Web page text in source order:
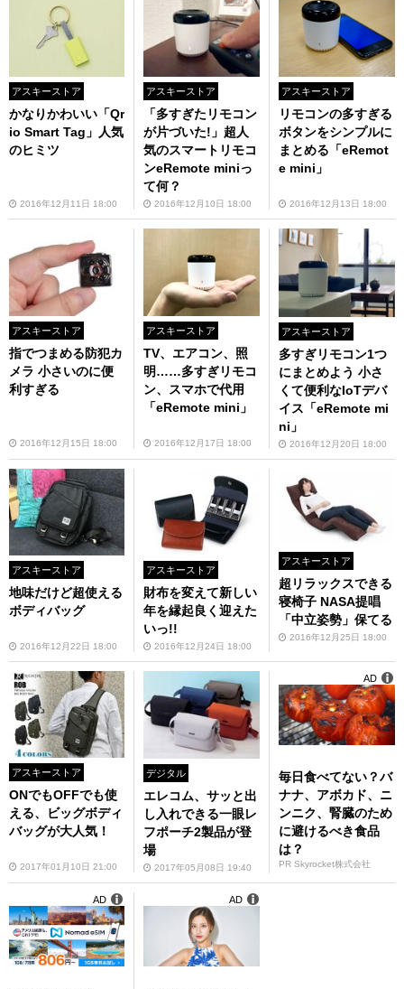
アスキーストア
かなりかわいい「Qr
io Smart Tag」人気
のヒミツ
2016年12月11日 18:00
アスキーストア
「多すぎたリモコン
が片づいた!」超人
気のスマートリモコ
ンeRemote miniっ
て何？
2016年12月10日 18:00
アスキーストア
リモコンの多すぎる
ボタンをシンプルに
まとめる「eRemot
e mini」
2016年12月13日 18:00
アスキーストア
指でつまめる防犯カ
メラ 小さいのに便
利すぎる
2016年12月15日 18:00
アスキーストア
TV、エアコン、照
明……多すぎリモコ
ン、スマホで代用
「eRemote mini」
2016年12月17日 18:00
アスキーストア
多すぎリモコン1つ
にまとめよう 小さ
くて便利なIoTデバ
イス「eRemote mi
ni」
2016年12月20日 18:00
アスキーストア
地味だけど超使える
ボディバッグ
2016年12月22日 18:00
アスキーストア
財布を変えて新しい
年を縁起良く迎えた
いっ!!
2016年12月24日 18:00
アスキーストア
超リラックスできる
寝椅子 NASA提唱
「中立姿勢」保てる
2016年12月25日 18:00
アスキーストア
ONでもOFFでも使
える、ビッグボディ
バッグが大人気！
2017年01月10日 21:00
デジタル
エレコム、サッと出
し入れできる一眼レ
フポーチ2製品が登
場
2017年05月08日 19:40
毎日食べてない？バ
ナナ、アボカド、ニ
ンニク、腎臓のため
に避けるべき食品
は？
PR Skyrocket株式会社
AD
AD AD